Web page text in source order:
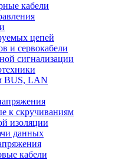
кабели
цепей
и сервокабели
сигнализации
BUS, LAN
к скручиваниям
изоляции
данных
кабели